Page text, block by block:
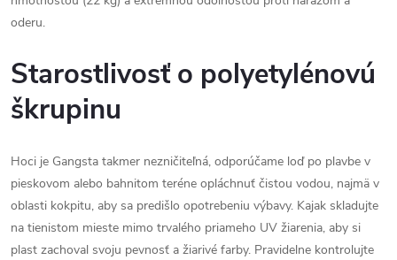
oderu.
Starostlivosť o polyetylénovú
škrupinu
Hoci je Gangsta takmer nezničiteľná, odporúčame loď po plavbe v
pieskovom alebo bahnitom teréne opláchnuť čistou vodou, najmä v
oblasti kokpitu, aby sa predišlo opotrebeniu výbavy. Kajak skladujte
na tienistom mieste mimo trvalého priameho UV žiarenia, aby si
plast zachoval svoju pevnosť a žiarivé farby. Pravidelne kontrolujte